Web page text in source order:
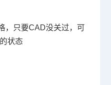
，只要CAD没关过，可
状态